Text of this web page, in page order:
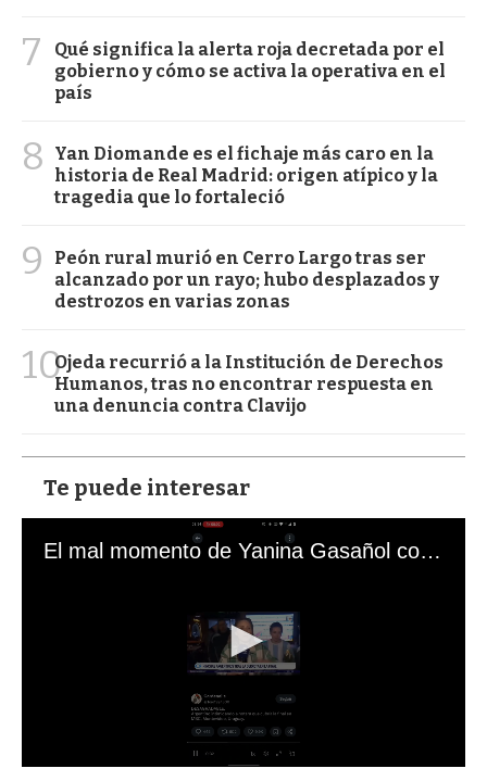
7
Qué significa la alerta roja decretada por el
gobierno y cómo se activa la operativa en el
país
8
Yan Diomande es el fichaje más caro en la
historia de Real Madrid: origen atípico y la
tragedia que lo fortaleció
9
Peón rural murió en Cerro Largo tras ser
alcanzado por un rayo; hubo desplazados y
destrozos en varias zonas
10Ojeda recurrió a la Institución de Derechos
Humanos, tras no encontrar respuesta en
una denuncia contra Clavijo
Te puede interesar
El mal momento de Yanina Gasañol con un hincha argentino en "Subrayado"